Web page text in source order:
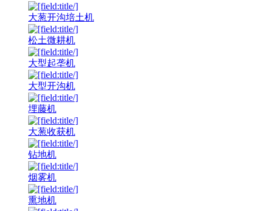
大葱开沟培土机
松土微耕机
大型起垄机
大型开沟机
埋藤机
大葱收获机
钻地机
烟雾机
熏地机